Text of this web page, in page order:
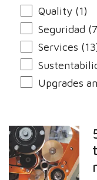
Quality (1)
Seguridad
Services
Upgrades